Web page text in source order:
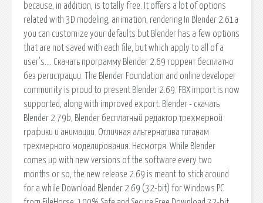
because, in addition, is totally free. It offers a lot of options
related with 3D modeling, animation, rendering In Blender 2.61a
you can customize your defaults but Blender has a few options
that are not saved with each file, but which apply to all of a
user's…. Скачать программу Blender 2.69 торрент бесплатно
без регистрации. The Blender Foundation and online developer
community is proud to present Blender 2.69. FBX import is now
supported, along with improved export. Blender - скачать
Blender 2.79b, Blender бесплатный редактор трехмерной
графики и анимации. Отличная альтернатива титанам
трехмерного моделирования. Несмотря. While Blender
comes up with new versions of the software every two
months or so, the new release 2.69 is meant to stick around
for a while Download Blender 2.69 (32-bit) for Windows PC